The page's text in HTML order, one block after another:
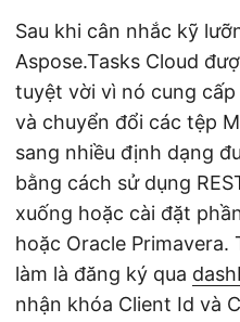
Sau khi cân nhắc kỹ
Aspose.Tasks Cloud
tuyệt vời vì nó cung
và chuyển đổi các tệp
sang nhiều định dạng
bằng cách sử dụng
xuống hoặc cài đặt
hoặc Oracle
làm là đăng ký qua
nhận khóa Client Id và